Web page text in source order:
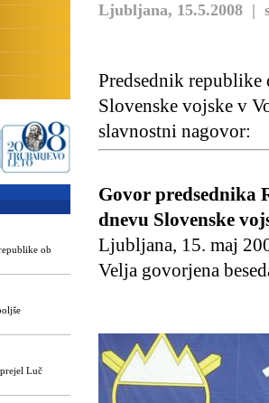
Ljubljana, 15.5.2008 |
Predsednik republike
Slovenske vojske v
slavnostni nagovor:
Govor predsednika
dnevu Slovenske
Ljubljana, 15. maj
Velja govorjena
ob
Luč